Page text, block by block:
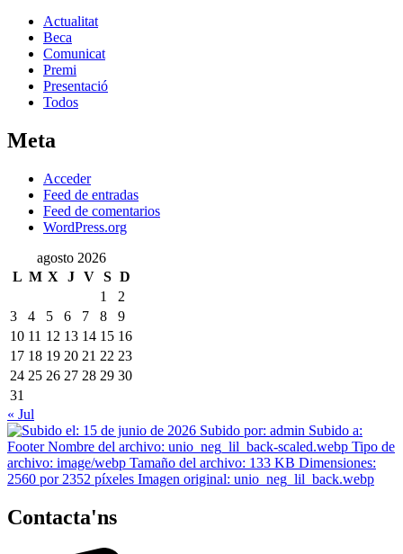
Actualitat
Beca
Comunicat
Premi
Presentació
Todos
Meta
Acceder
Feed de entradas
Feed de comentarios
WordPress.org
agosto 2026
L M X J V S D
1
2
3
4 5 6 7 8
9
10 11 12 13 14 15 16
17 18 19 20 21 22 23
24 25 26 27 28 29 30
31
« Jul
Contacta'ns